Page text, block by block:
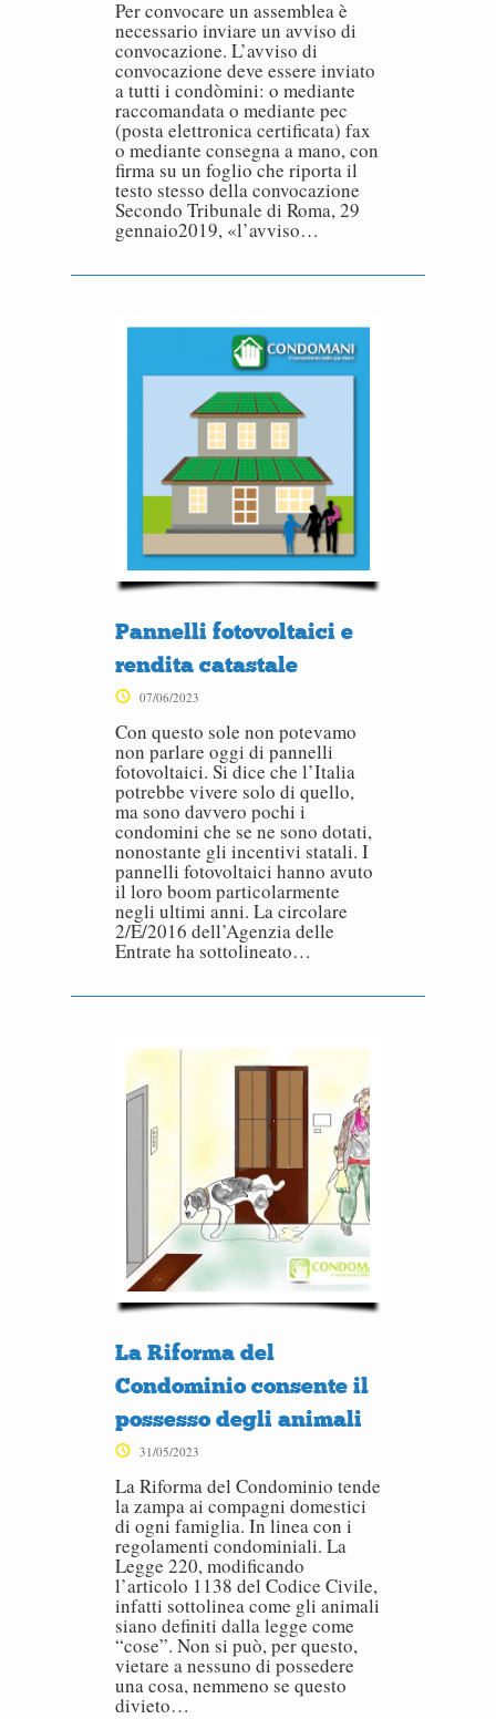
Per convocare un assemblea è
necessario inviare un avviso di
convocazione. L’avviso di
convocazione deve essere inviato
a tutti i condòmini: o mediante
raccomandata o mediante pec
(posta elettronica certificata) fax
o mediante consegna a mano, con
firma su un foglio che riporta il
testo stesso della convocazione
Secondo Tribunale di Roma, 29
gennaio2019, «l’avviso…
Pannelli fotovoltaici e
rendita catastale
07/06/2023
Con questo sole non potevamo
non parlare oggi di pannelli
fotovoltaici. Si dice che l’Italia
potrebbe vivere solo di quello,
ma sono davvero pochi i
condomini che se ne sono dotati,
nonostante gli incentivi statali. I
pannelli fotovoltaici hanno avuto
il loro boom particolarmente
negli ultimi anni. La circolare
2/E/2016 dell’Agenzia delle
Entrate ha sottolineato…
La Riforma del
Condominio consente il
possesso degli animali
31/05/2023
La Riforma del Condominio tende
la zampa ai compagni domestici
di ogni famiglia. In linea con i
regolamenti condominiali. La
Legge 220, modificando
l’articolo 1138 del Codice Civile,
infatti sottolinea come gli animali
siano definiti dalla legge come
“cose”. Non si può, per questo,
vietare a nessuno di possedere
una cosa, nemmeno se questo
divieto…